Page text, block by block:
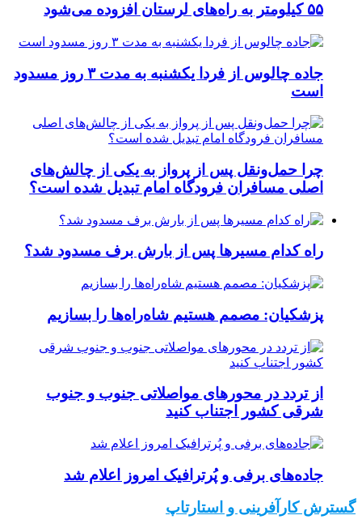
۵۵ کیلومتر به راه‌های لرستان افزوده می‌شود
جاده چالوس از فردا یکشنبه به مدت ۳ روز مسدود
است
چرا حمل‌ونقل پس از پرواز به یکی از چالش‌های
اصلی مسافران فرودگاه امام تبدیل شده است؟
راه کدام مسیرها پس از بارش برف مسدود شد؟
پزشکیان: مصمم هستیم شاه‌راه‌ها را بسازیم
از تردد در محورهای مواصلاتی جنوب و جنوب
شرقی کشور اجتناب کنید
جاده‌های برفی و پُرترافیک امروز اعلام شد
گسترش کارآفرینی و استارتاپ